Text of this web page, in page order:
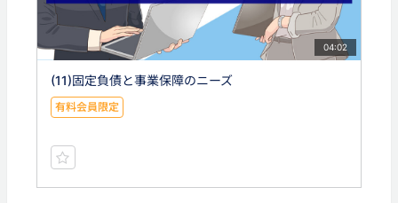
04:02
(11)固定負債と事業保障のニーズ
有料会員限定